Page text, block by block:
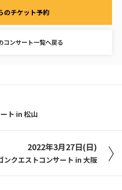
のチケット予約
コンサート一覧へ戻る
ト in 松山
2022年3月27日(日)
ンクエストコンサート in 大阪